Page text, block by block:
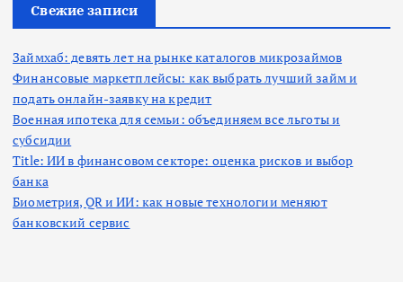
и
н
а
ц
и
Свежие записи
Займхаб: девять лет на рынке каталогов микрозаймов
Финансовые маркетплейсы: как выбрать лучший займ и
подать онлайн-заявку на кредит
Военная ипотека для семьи: объединяем все льготы и
субсидии
Title: ИИ в финансовом секторе: оценка рисков и выбор
банка
Биометрия, QR и ИИ: как новые технологии меняют
банковский сервис